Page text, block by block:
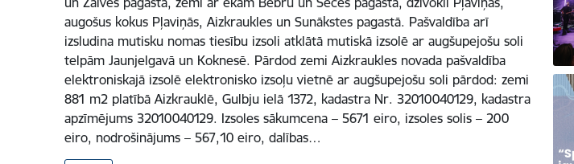
augošus kokus Pļaviņās, Aizkraukles un Sunākstes pagastā. Pašvaldība arī
izsludina mutisku nomas tiesību izsoli atklātā mutiskā izsolē ar augšupejošu soli
telpām Jaunjelgavā un Koknesē. Pārdod zemi Aizkraukles novada pašvaldība
elektroniskajā izsolē elektronisko izsoļu vietnē ar augšupejošu soli pārdod: zemi
881 m2 platībā Aizkrauklē, Gulbju ielā 1372, kadastra Nr. 32010040129, kadastra
apzīmējums 32010040129. Izsoles sākumcena – 5671 eiro, izsoles solis – 200
eiro, nodrošinājums – 567,10 eiro, dalības…